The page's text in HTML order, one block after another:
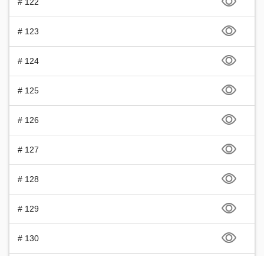
# 123
# 124
# 125
# 126
# 127
# 128
# 129
# 130